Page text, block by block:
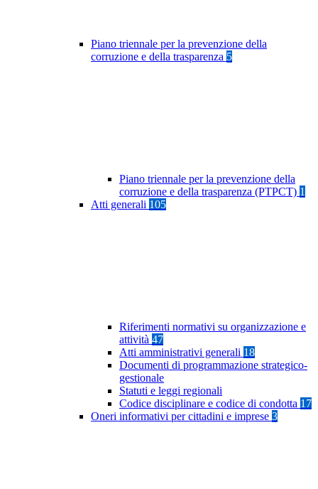
Piano triennale per la prevenzione della
corruzione e della trasparenza 5
Piano triennale per la prevenzione della
corruzione e della trasparenza (PTPCT) 1
Atti generali 105
Riferimenti normativi su organizzazione e
attività 47
Atti amministrativi generali 18
Documenti di programmazione strategico-
gestionale
Statuti e leggi regionali
Codice disciplinare e codice di condotta 17
Oneri informativi per cittadini e imprese 3